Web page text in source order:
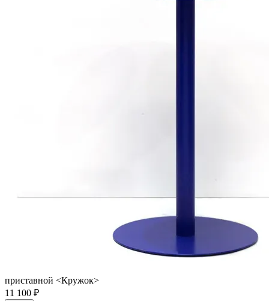
приставной <Кружок>
11 100 ₽